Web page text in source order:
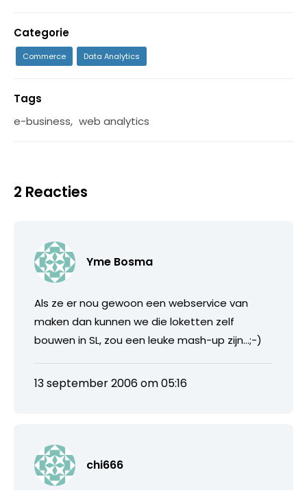
Categorie
Commerce Data Analytics
Tags
e-business, web analytics
2 Reacties
Yme Bosma
Als ze er nou gewoon een webservice van
maken dan kunnen we die loketten zelf
bouwen in SL, zou een leuke mash-up zijn…;-)
13 september 2006 om 05:16
chi666